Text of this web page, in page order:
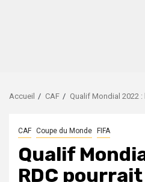
Accueil CAF Qualif Mondial 2022
CAF Coupe du Monde FIFA
Qualif
RDC